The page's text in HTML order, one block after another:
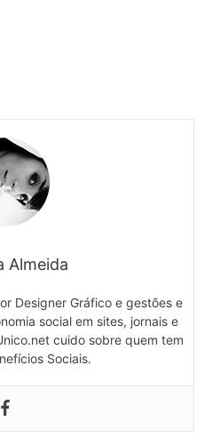
Almeida
Designer Gráfico e gestões e
social em sites, jornais e
cuido sobre quem tem
Sociais.